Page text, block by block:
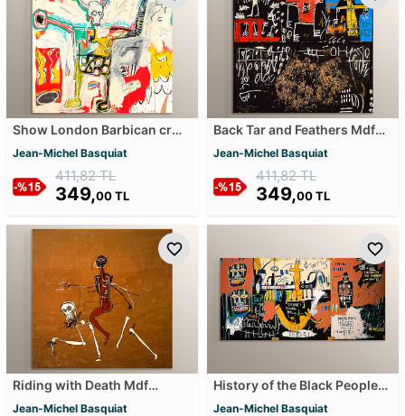
Show London Barbican cr
Courtesy Mdf Tablosu
Jean-Michel Basquiat
411,82 TL
349,00 TL
Back Tar and Feathers Mdf
Tablosu
Jean-Michel Basquiat
411,82 TL
349,00 TL
Riding with Death Mdf
Tablosu
Jean-Michel Basquiat
History of the Black People
Mdf Tablosu
Jean-Michel Basquiat